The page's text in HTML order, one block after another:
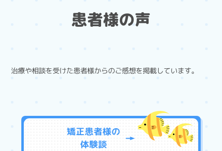
患者様の声
治療や相談を受けた患者様からのご感想を掲載しています。
矯正患者様の
体験談